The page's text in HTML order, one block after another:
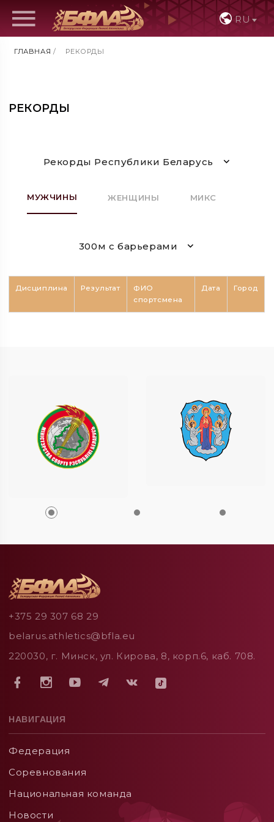
RU
ГЛАВНАЯ / РЕКОРДЫ
РЕКОРДЫ
Рекорды Республики Беларусь
МУЖЧИНЫ ЖЕНЩИНЫ МИКС
300м с барьерами
Дисциплина Результат
ФИО
спортсмена
Дата Город
+375 29 307 68 29
belarus.athletics@bfla.eu
220030, г. Минск, ул. Кирова, 8, корп.6, каб. 708.
НАВИГАЦИЯ
Федерация
Соревнования
Национальная команда
Новости